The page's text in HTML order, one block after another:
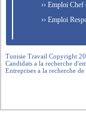
›› Emploi Chef
›› Emploi
Tunisie Travail Copyright
Candidats a la recherche
Entreprises a la recherche